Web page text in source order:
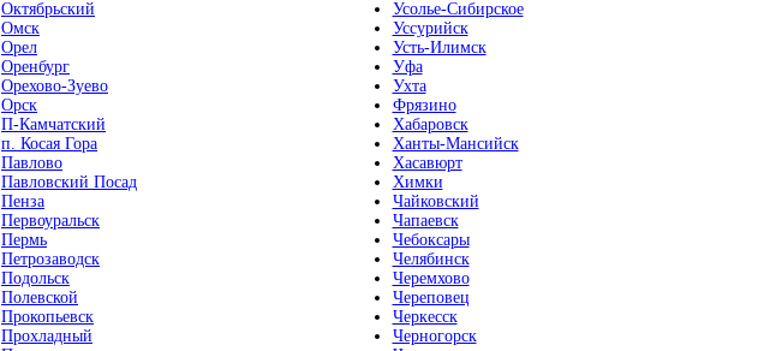
Октябрьский
Омск
Орел
Оренбург
Орехово-Зуево
Орск
П-Камчатский
п. Косая Гора
Павлово
Павловский Посад
Пенза
Первоуральск
Пермь
Петрозаводск
Подольск
Полевской
Прокопьевск
Прохладный
Усолье-Сибирское
Уссурийск
Усть-Илимск
Уфа
Ухта
Фрязино
Хабаровск
Ханты-Мансийск
Хасавюрт
Химки
Чайковский
Чапаевск
Чебоксары
Челябинск
Черемхово
Череповец
Черкесск
Черногорск